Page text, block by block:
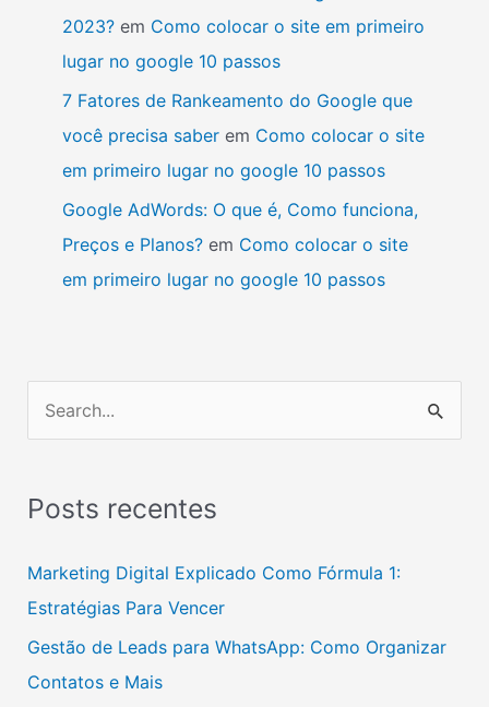
2023?em Como colocar o site em primeiro
lugar no google 10 passos
7 Fatores de Rankeamento do Google que
você precisa saberem Como colocar o site
em primeiro lugar no google 10 passos
Google AdWords: O que é, Como funciona,
Preços e Planos?em Como colocar o site
em primeiro lugar no google 10 passos
q
a
r
Posts recentes
Marketing Digital Explicado Como Fórmula 1:
Estratégias Para Vencer
Gestão de Leads para WhatsApp: Como Organizar
Contatos e Mais